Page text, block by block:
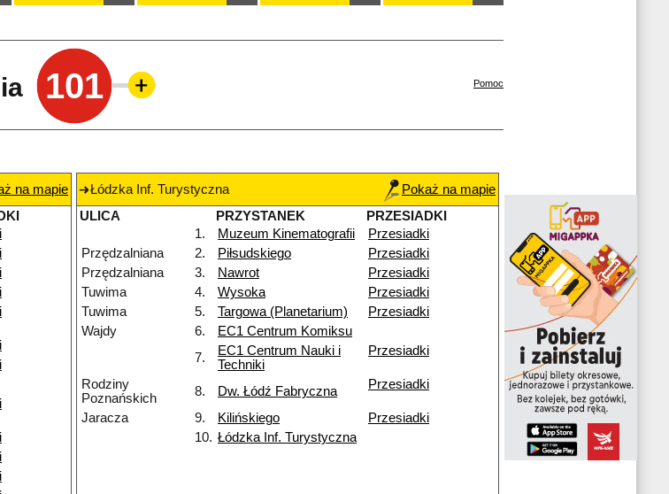
101 Pomoc
na mapie
Łódzka Inf. Turystyczna
Pokaż na mapie
ULICA
PRZYSTANEK
PRZESIADKI
1.
Muzeum Kinematografii
Przesiadki
Przędzalniana
2. Piłsudskiego
Przesiadki
Przędzalniana
3. Nawrot
Przesiadki
Tuwima
4. Wysoka
Przesiadki
Tuwima
5. Targowa (Planetarium)
Przesiadki
Wajdy
6.
EC1 Centrum Komiksu
7.
EC1 Centrum Nauki i
Techniki
Przesiadki
Rodziny
Poznańskich
8. Dw. Łódź Fabryczna Przesiadki
Jaracza 9. Kilińskiego
Przesiadki
10. Łódzka Inf. Turystyczna